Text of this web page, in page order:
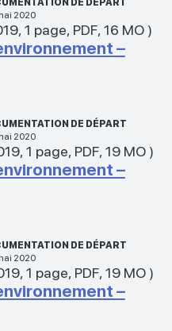
DE DÉPART
2020
, 1 page, PDF, 16 MO)
–
DE DÉPART
2020
, 1 page, PDF, 19 MO)
–
DE DÉPART
2020
, 1 page, PDF, 19 MO)
–